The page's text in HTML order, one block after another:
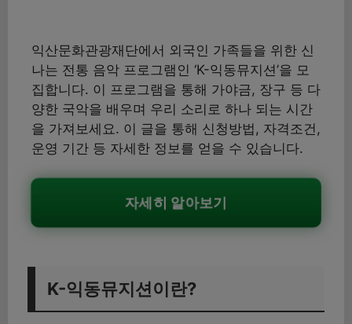
익산문화관광재단에서 외국인 가족들을 위한 신
나는 전통 음악 프로그램인 ‘K-익동뮤지션’을 모
집합니다. 이 프로그램을 통해 가야금, 장구 등 다
양한 국악을 배우며 우리 소리로 하나 되는 시간
을 가져보세요. 이 글을 통해 신청방법, 자격조건,
운영 기간 등 자세한 정보를 얻을 수 있습니다.
자세히 알아보기
K-익동뮤지션이란?